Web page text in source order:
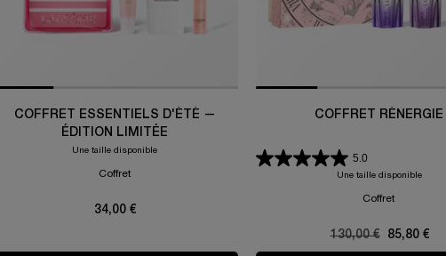
COFFRET ESSENTIELS D'ÉTÉ —
ÉDITION LIMITÉE
Une taille disponible
Coffret
34,00 €
COFFRET RÉNERGIE
5.0
Une taille disponible
Coffret
Ancien prix
130,00 € Nouveau
85,80 €